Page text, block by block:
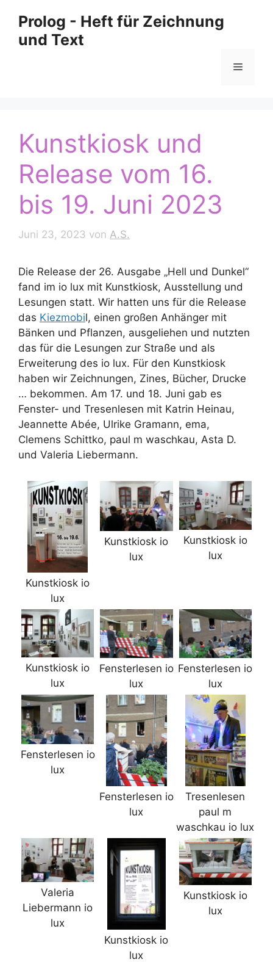
Inhalt
springen
Prolog - Heft für Zeichnung
und Text
Menü
Kunstkiosk und
Release vom 16.
bis 19. Juni 2023
Juni 23, 2023 von A.S.
Die Release der 26. Ausgabe „Hell und Dunkel“
fand im io lux mit Kunstkiosk, Ausstellung und
Lesungen statt. Wir hatten uns für die Release
das Kiezmobil, einen großen Anhänger mit
Bänken und Pflanzen, ausgeliehen und nutzten
das für die Lesungen zur Straße und als
Erweiterung des io lux. Für den Kunstkiosk
haben wir Zeichnungen, Zines, Bücher, Drucke
… bekommen. Am 17. und 18. Juni gab es
Fenster- und Tresenlesen mit Katrin Heinau,
Jeannette Abée, Ulrike Gramann, ema,
Clemens Schittko, paul m waschkau, Asta D.
und Valeria Liebermann.
Kunstkiosk io
lux
Kunstkiosk io
lux
Kunstkiosk io
lux
Kunstkiosk io
lux
Fensterlesen io
lux
Fensterlesen io
lux
Fensterlesen io
lux
Fensterlesen io
lux
Tresenlesen
paul m
waschkau io lux
Valeria
Liebermann io
lux
Kunstkiosk io
lux
Kunstkiosk io
lux